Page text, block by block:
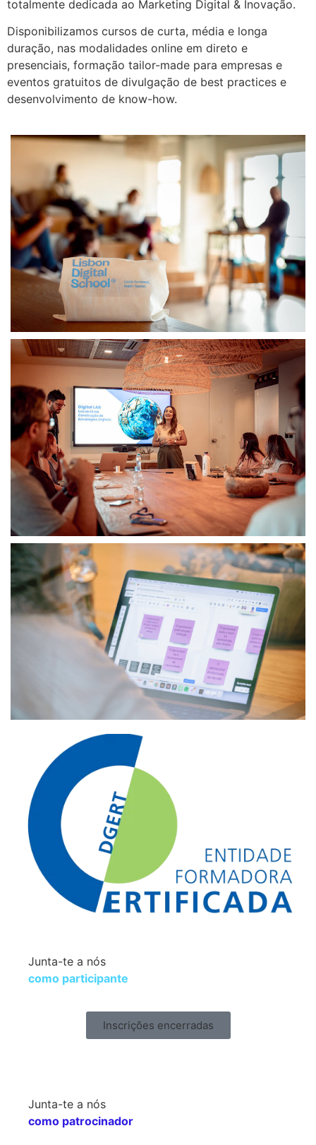
totalmente dedicada ao Marketing Digital & Inovação.
Disponibilizamos cursos de curta, média e longa
duração, nas modalidades online em direto e
presenciais, formação tailor-made para empresas e
eventos gratuitos de divulgação de best practices e
desenvolvimento de know-how.
Junta-te a nós
como participante
Inscrições encerradas
Junta-te a nós
como patrocinador